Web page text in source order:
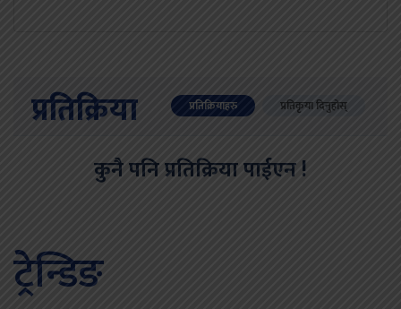
प्रतिक्रिया प्रतिक्रियाहरु प्रतिकृया दिनुहोस्
कुनै पनि प्रतिक्रिया पाईएन !
ट्रेन्डिङ